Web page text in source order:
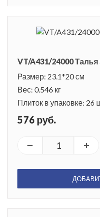
VT/A431/24000 Талья
Размер: 23.1*20 см
Вес: 0.546 кг
Плиток в упаковке: 26
576 руб.